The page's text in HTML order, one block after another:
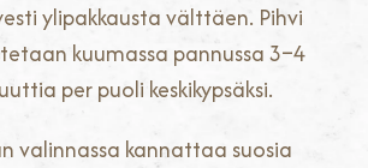
ylipakkausta välttäen. Pihvi
kuumassa pannussa 3–4
per puoli keskikypsäksi.
valinnassa kannattaa suosia